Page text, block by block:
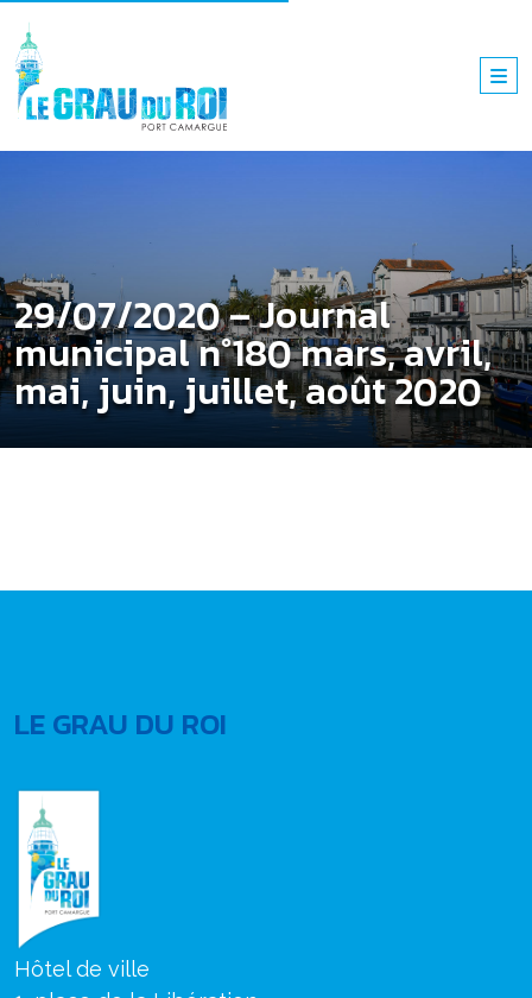
29/07/2020 – Journal
municipal n°180 mars, avril,
mai, juin, juillet, août 2020
LE GRAU DU ROI
Hôtel de ville